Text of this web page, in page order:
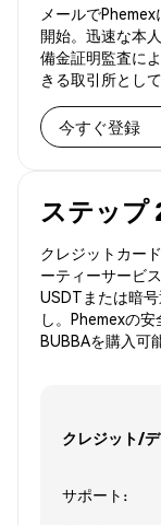
メールで
開始。迅速な本
備金証明監査に
きる取引所とし
今すぐ登録
ステップ
クレジットカー
ーティーサービ
USDTまたは暗
し。Phemexの
BUBBAを購入可
クレジット/
サポート: